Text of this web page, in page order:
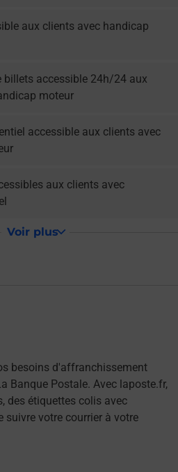
aux clients avec handicap
billets accessible 24h/24 aux
moteur
accessible aux clients avec
aux clients avec
Voir plus
besoins d'affranchissement
Banque Postale. Avec laposte.fr,
des étiquettes colis avec
suivre votre courrier à votre